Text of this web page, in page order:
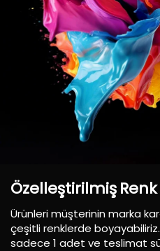
ÖzelleştirilmişRenk
Ürünleri müşterinin marka
çeşitli renklerde
sadece 1 adet ve teslimat